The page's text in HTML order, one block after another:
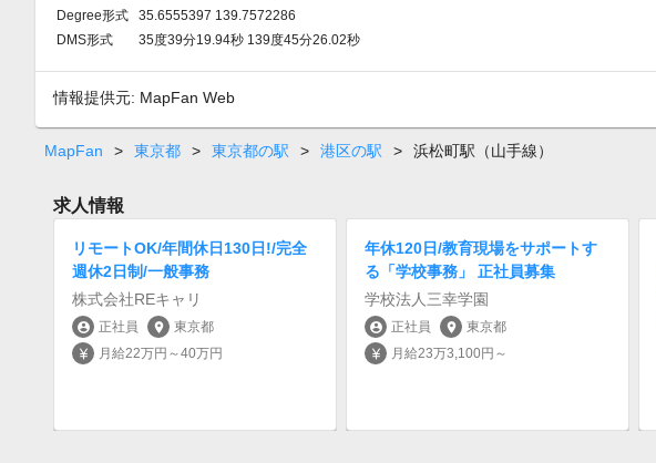
Degree形式
35.6555397 139.7572286
DMS形式
35度39分19.94秒 139度45分26.02秒
情報提供元: MapFan Web
MapFan > 東京都 > 東京都の駅 > 港区の駅 > 浜松町駅（山手線）
求人情報
リモートOK/年間休日130日!/完全
週休2日制/一般事務
株式会社REキャリ
account_circle 正社員 location_on 東京都
currency_yen 月給22万円～40万円
年休120日/教育現場をサポートす
る「学校事務」 正社員募集
学校法人三幸学園
account_circle 正社員 location_on 東京都
currency_yen 月給23万3,100円～